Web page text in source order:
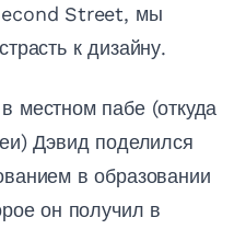
Street, мы
к дизайну.
местном пабе (откуда
Дэвид поделился
в образовании
он получил в